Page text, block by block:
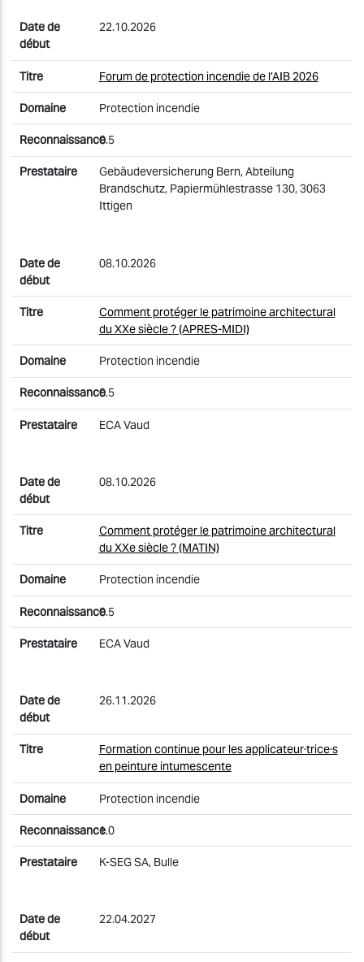
22.10.2026
Forum de protection incendie de l’AIB 2026
Protection incendie
0.5
Gebäudeversicherung Bern, Abteilung
Brandschutz, Papiermühlestrasse 130, 3063
Ittigen
08.10.2026
Comment protéger le patrimoine architectural
du XXe siècle ? (APRES-MIDI)
Protection incendie
0.5
ECA Vaud
08.10.2026
Comment protéger le patrimoine architectural
du XXe siècle ? (MATIN)
Protection incendie
0.5
ECA Vaud
26.11.2026
Formation continue pour les applicateur·trice·s
en peinture intumescente
Protection incendie
1.0
K-SEG SA, Bulle
22.04.2027